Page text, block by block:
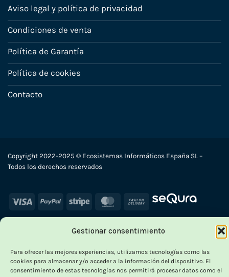
Gestionar consentimiento
Para ofrecer las mejores experiencias, utilizamos tecnologías como las
cookies para almacenar y/o acceder a la información del dispositivo. El
consentimiento de estas tecnologías nos permitirá procesar datos como el
Aviso legal y política de privacidad
Condiciones de venta
Política de Garantía
Política de cookies
Contacto
Copyright 2022-2025 © Ecosistemas Informáticos España SL –
Todos los derechos reservados
Visa PayPal Stripe MasterCard
Cash
Delivery